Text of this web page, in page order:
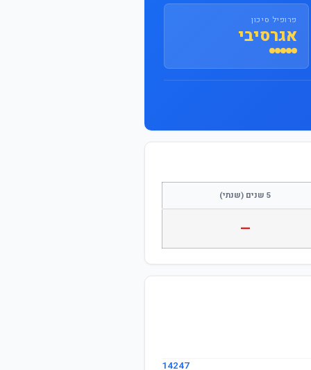
פרופיל סיכון
אגרסיבי
5 שנים (שנתי)
—
14247